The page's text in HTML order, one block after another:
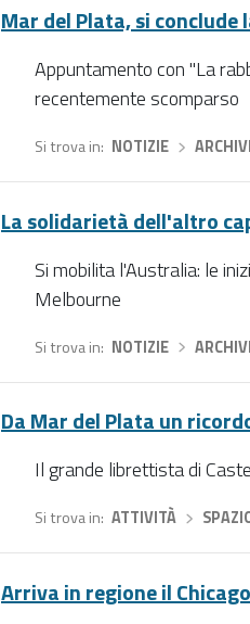
Mar del Plata, si
Appuntamento con "La
recentemente scomparso
Si trova in NOTIZIE›
La solidarietà dell'altro
Si mobilita l'Australia: le
Melbourne
Si trova in NOTIZIE›
Da Mar del Plata un
Il grande librettista di
Si trova in ATTIVITÀ›
Arriva in regione il